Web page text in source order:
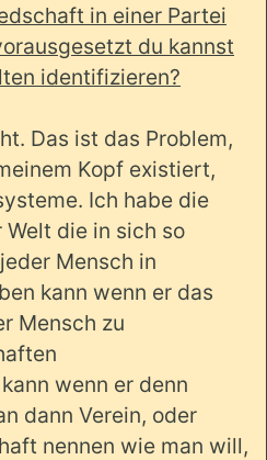
in einer Partei
du kannst
identifizieren?
Das ist das Problem,
Kopf existiert,
Ich habe die
die in sich so
Mensch in
kann wenn er das
Mensch zu
wenn er denn
dann Verein, oder
nennen wie man will,